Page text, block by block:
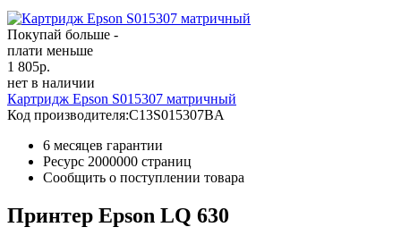
Покупай больше -
плати меньше
1 805р.
нет в наличии
Картридж Epson S015307 матричный
Код производителя:C13S015307BA
6 месяцев гарантии
Ресурс 2000000 страниц
Сообщить о поступлении товара
Принтер Epson LQ 630